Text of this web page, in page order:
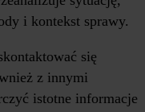
i kontekst sprawy.
się
z innymi
istotne informacje